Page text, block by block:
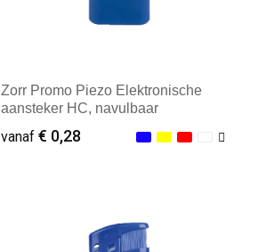
Zorr Promo Piezo Elektronische
aansteker HC, navulbaar
vanaf€ 0,28
Minimale afname: 100